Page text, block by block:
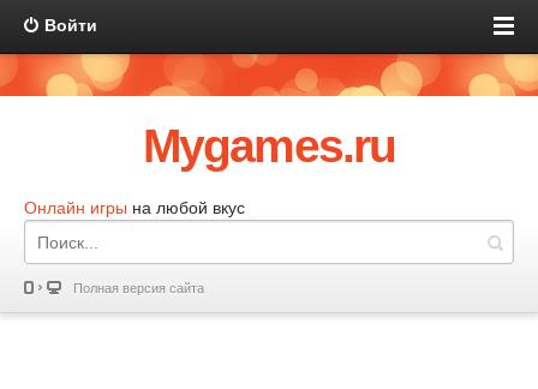
Войти
Mygames.ru
Онлайн игры на любой вкус
Полная версия сайта